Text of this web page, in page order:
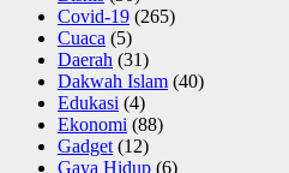
Covid-19 (265)
Cuaca (5)
Daerah (31)
Dakwah Islam (40)
Edukasi (4)
Ekonomi (88)
Gadget (12)
Gaya Hidup (6)